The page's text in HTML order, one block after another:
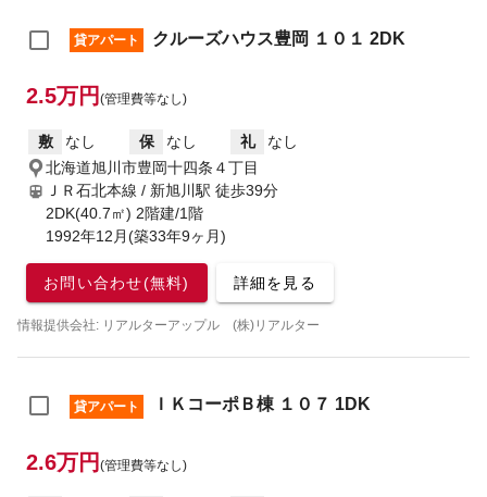
貸アパート クルーズハウス豊岡 １０１ 2DK
2.5万円 (管理費等なし)
敷 なし 保 なし 礼
なし
北海道旭川市豊岡十四条４丁目
ＪＲ石北本線 / 新旭川駅 徒歩39分
2DK(40.7㎡) 2階建/1階
1992年12月(築33年9ヶ月)
お問い合わせ(無料) 詳細を見る
情報提供会社: リアルターアップル (株)リアルター
貸アパート ＩＫコーポＢ棟 １０７ 1DK
2.6万円 (管理費等なし)